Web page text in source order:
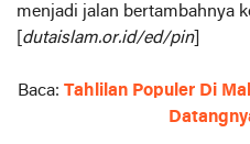
menjadi jalan bertambahnya
dutaislam.or.id/ed/pin]
Baca: Tahlilan Populer Di